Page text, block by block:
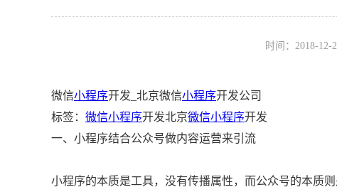
时间：2018-12-
微信小程序开发_北京微信小程序开发公司
标签： 微信小程序开发北京微信小程序开发
一、小程序结合公众号做内容运营来引流
小程序的本质是工具，没有传播属性，而公众号的本质